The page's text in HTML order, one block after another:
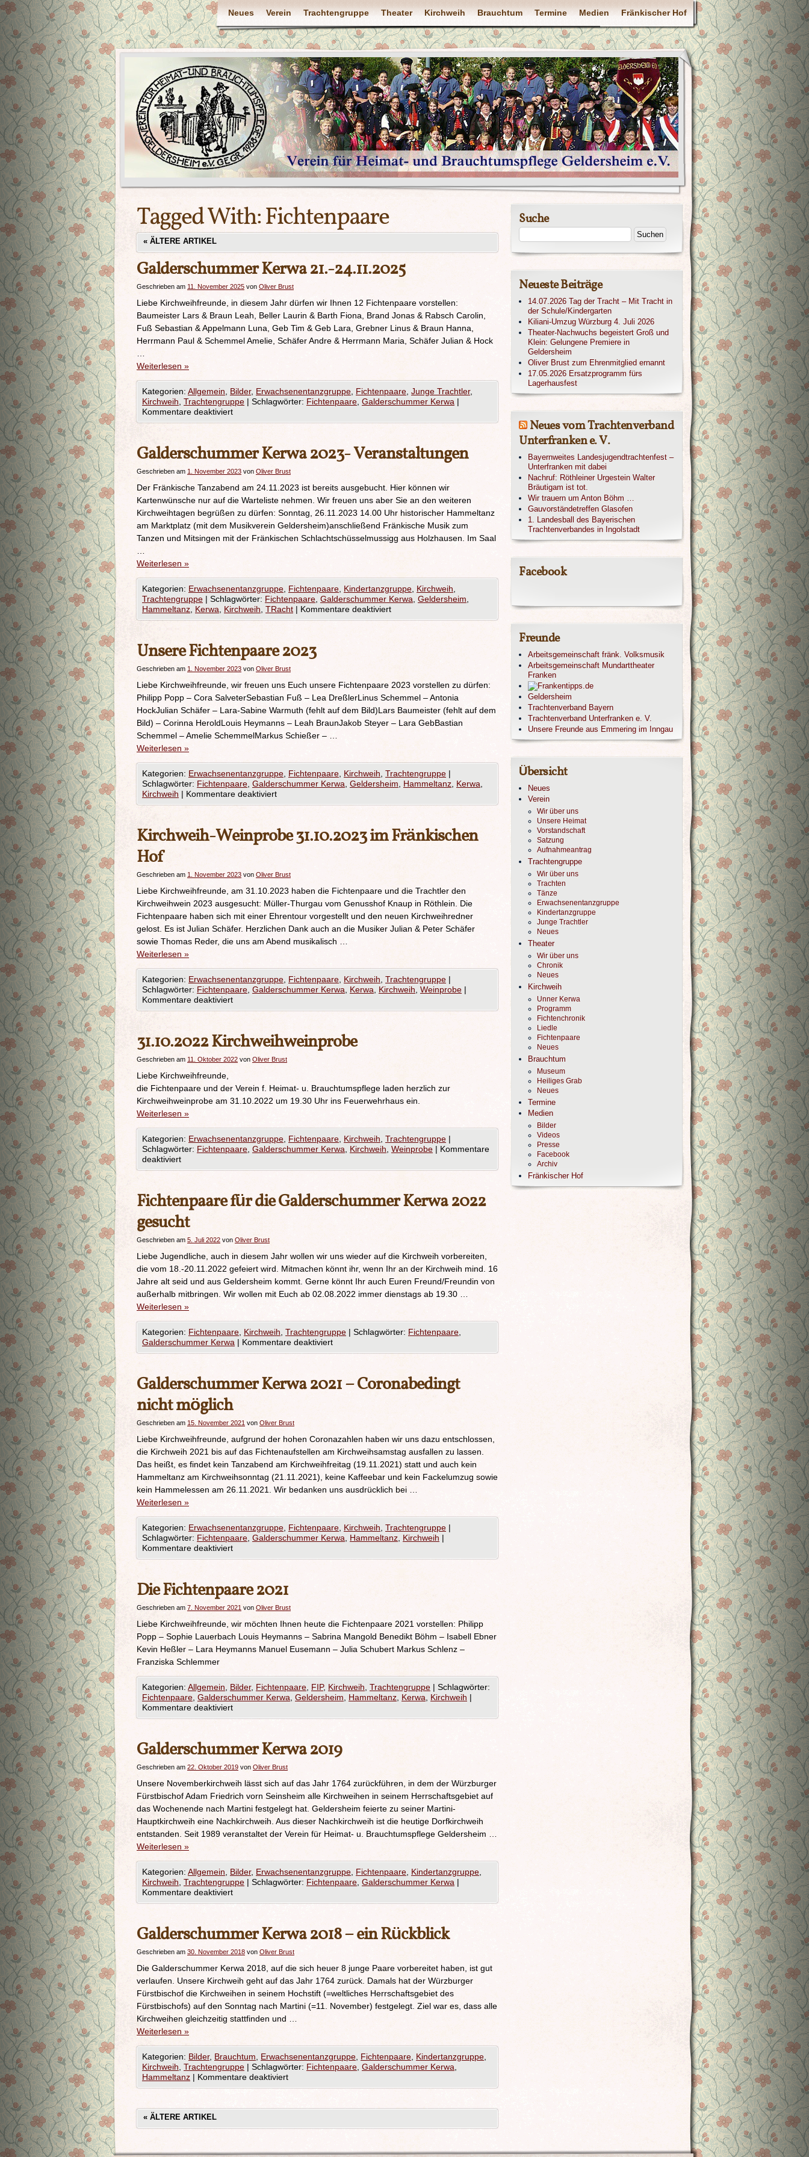
Neues Verein Trachtengruppe Theater Kirchweih Brauchtum Termine Medien Fränkischer Hof
Tagged With:Fichtenpaare
« ÄLTERE ARTIKEL
Galderschummer Kerwa 21.-24.11.2025
Geschrieben am 11. November 2025 von Oliver Brust
Liebe Kirchweihfreunde, in diesem Jahr dürfen wir Ihnen 12 Fichtenpaare vorstellen:
Baumeister Lars & Braun Leah, Beller Laurin & Barth Fiona, Brand Jonas & Rabsch Carolin,
Fuß Sebastian & Appelmann Luna, Geb Tim & Geb Lara, Grebner Linus & Braun Hanna,
Herrmann Paul & Schemmel Amelie, Schäfer Andre & Herrmann Maria, Schäfer Julian & Hock
Weiterlesen »
Kategorien: Allgemein Bilder, Erwachsenentanzgruppe Fichtenpaare Junge Trachtler,
Kirchweih Trachtengruppe | Schlagwörter: Fichtenpaare Galderschummer Kerwa |
Kommentare deaktiviert
Galderschummer Kerwa 2023- Veranstaltungen
Geschrieben am 1. November 2023 von Oliver Brust
Der Fränkische Tanzabend am 24.11.2023 ist bereits ausgebucht. Hier können wir
Kartenwünsche nur auf die Warteliste nehmen. Wir freuen uns aber Sie an den weiteren
Kirchweihtagen begrüßen zu dürfen: Sonntag, 26.11.2023 14.00 Uhr historischer Hammeltanz
am Marktplatz (mit dem Musikverein Geldersheim)anschließend Fränkische Musik zum
Tanzen und Mitsingen mit der Fränkischen Schlachtschüsselmussigg aus Holzhausen. Im Saal
Weiterlesen »
Kategorien: Erwachsenentanzgruppe Fichtenpaare Kindertanzgruppe Kirchweih
Trachtengruppe | Schlagwörter: Fichtenpaare Galderschummer Kerwa Geldersheim
Hammeltanz Kerwa Kirchweih TRacht | Kommentare deaktiviert
Unsere Fichtenpaare 2023
Geschrieben am 1. November 2023 von Oliver Brust
Liebe Kirchweihfreunde, wir freuen uns Euch unsere Fichtenpaare 2023 vorstellen zu dürfen:
Philipp Popp – Cora SalveterSebastian Fuß – Lea DreßlerLinus Schemmel – Antonia
HockJulian Schäfer – Lara-Sabine Warmuth (fehlt auf dem Bild)Lars Baumeister (fehlt auf dem
Bild) – Corinna HeroldLouis Heymanns – Leah BraunJakob Steyer – Lara GebBastian
Schemmel – Amelie SchemmelMarkus Schießer – …
Weiterlesen »
Kategorien: Erwachsenentanzgruppe Fichtenpaare Kirchweih Trachtengruppe |
Schlagwörter: Fichtenpaare Galderschummer Kerwa Geldersheim Hammeltanz Kerwa
Kirchweih | Kommentare deaktiviert
Kirchweih-Weinprobe 31.10.2023 im Fränkischen
Hof
Geschrieben am 1. November 2023 von Oliver Brust
Liebe Kirchweihfreunde, am 31.10.2023 haben die Fichtenpaare und die Trachtler den
Kirchweihwein 2023 ausgesucht: Müller-Thurgau vom Genusshof Knaup in Röthlein. Die
Fichtenpaare haben sich mit einer Ehrentour vorgestellt und den neuen Kirchweihredner
gelost. Es ist Julian Schäfer. Herzlichen Dank auch an die Musiker Julian & Peter Schäfer
sowie Thomas Reder, die uns am Abend musikalisch …
Weiterlesen »
Kategorien: Erwachsenentanzgruppe Fichtenpaare Kirchweih Trachtengruppe |
Schlagwörter: Fichtenpaare Galderschummer Kerwa Kerwa Kirchweih Weinprobe |
Kommentare deaktiviert
31.10.2022 Kirchweihweinprobe
Geschrieben am 11. Oktober 2022 von Oliver Brust
Liebe Kirchweihfreunde,
die Fichtenpaare und der Verein f. Heimat- u. Brauchtumspflege laden herzlich zur
Kirchweihweinprobe am 31.10.2022 um 19.30 Uhr ins Feuerwehrhaus ein.
Weiterlesen »
Kategorien: Erwachsenentanzgruppe Fichtenpaare Kirchweih Trachtengruppe |
Schlagwörter: Fichtenpaare Galderschummer Kerwa Kirchweih Weinprobe | Kommentare
deaktiviert
Fichtenpaare für die Galderschummer Kerwa 2022
gesucht
Geschrieben am 5. Juli 2022 von Oliver Brust
Liebe Jugendliche, auch in diesem Jahr wollen wir uns wieder auf die Kirchweih vorbereiten,
die vom 18.-20.11.2022 gefeiert wird. Mitmachen könnt ihr, wenn Ihr an der Kirchweih mind. 16
Jahre alt seid und aus Geldersheim kommt. Gerne könnt Ihr auch Euren Freund/Freundin von
außerhalb mitbringen. Wir wollen mit Euch ab 02.08.2022 immer dienstags ab 19.30 …
Weiterlesen »
Kategorien: Fichtenpaare Kirchweih Trachtengruppe | Schlagwörter: Fichtenpaare
Galderschummer Kerwa | Kommentare deaktiviert
Galderschummer Kerwa 2021 – Coronabedingt
nicht möglich
Geschrieben am 15. November 2021 von Oliver Brust
Liebe Kirchweihfreunde, aufgrund der hohen Coronazahlen haben wir uns dazu entschlossen,
die Kirchweih 2021 bis auf das Fichtenaufstellen am Kirchweihsamstag ausfallen zu lassen.
Das heißt, es findet kein Tanzabend am Kirchweihfreitag (19.11.2021) statt und auch kein
Hammeltanz am Kirchweihsonntag (21.11.2021), keine Kaffeebar und kein Fackelumzug sowie
kein Hammelessen am 26.11.2021. Wir bedanken uns ausdrücklich bei …
Weiterlesen »
Kategorien: Erwachsenentanzgruppe Fichtenpaare Kirchweih Trachtengruppe |
Schlagwörter: Fichtenpaare Galderschummer Kerwa Hammeltanz Kirchweih |
Kommentare deaktiviert
Die Fichtenpaare 2021
Geschrieben am 7. November 2021 von Oliver Brust
Liebe Kirchweihfreunde, wir möchten Ihnen heute die Fichtenpaare 2021 vorstellen: Philipp
Popp – Sophie Lauerbach Louis Heymanns – Sabrina Mangold Benedikt Böhm – Isabell Ebner
Kevin Heßler – Lara Heymanns Manuel Eusemann – Julia Schubert Markus Schlenz –
Franziska Schlemmer
Kategorien: Allgemein Bilder, Fichtenpaare FIP, Kirchweih Trachtengruppe | Schlagwörter:
Fichtenpaare Galderschummer Kerwa Geldersheim Hammeltanz Kerwa Kirchweih |
Kommentare deaktiviert
Galderschummer Kerwa 2019
Geschrieben am 22. Oktober 2019 von Oliver Brust
Unsere Novemberkirchweih lässt sich auf das Jahr 1764 zurückführen, in dem der Würzburger
Fürstbischof Adam Friedrich vorn Seinsheim alle Kirchweihen in seinem Herrschaftsgebiet auf
das Wochenende nach Martini festgelegt hat. Geldersheim feierte zu seiner Martini-
Hauptkirchweih eine Nachkirchweih. Aus dieser Nachkirchweih ist die heutige Dorfkirchweih
entstanden. Seit 1989 veranstaltet der Verein für Heimat- u. Brauchtumspflege Geldersheim …
Weiterlesen »
Kategorien: Allgemein Bilder, Erwachsenentanzgruppe Fichtenpaare Kindertanzgruppe
Kirchweih Trachtengruppe | Schlagwörter: Fichtenpaare Galderschummer Kerwa |
Kommentare deaktiviert
Galderschummer Kerwa 2018 – ein Rückblick
Geschrieben am 30. November 2018 von Oliver Brust
Die Galderschummer Kerwa 2018, auf die sich heuer 8 junge Paare vorbereitet haben, ist gut
verlaufen. Unsere Kirchweih geht auf das Jahr 1764 zurück. Damals hat der Würzburger
Fürstbischof die Kirchweihen in seinem Hochstift (=weltliches Herrschaftsgebiet des
Fürstbischofs) auf den Sonntag nach Martini (=11. November) festgelegt. Ziel war es, dass alle
Kirchweihen gleichzeitig stattfinden und …
Weiterlesen »
Kategorien: Bilder, Brauchtum Erwachsenentanzgruppe Fichtenpaare Kindertanzgruppe
Kirchweih Trachtengruppe | Schlagwörter: Fichtenpaare Galderschummer Kerwa
Hammeltanz | Kommentare deaktiviert
« ÄLTERE ARTIKEL
Suche
Neueste Beiträge
14.07.2026 Tag der Tracht – Mit Tracht in
der Schule/Kindergarten
Kiliani-Umzug Würzburg 4. Juli 2026
Theater-Nachwuchs begeistert Groß und
Klein: Gelungene Premiere in
Geldersheim
Oliver Brust zum Ehrenmitglied ernannt
17.05.2026 Ersatzprogramm fürs
Lagerhausfest
Neues vom Trachtenverband
Unterfranken e. V.
Bayernweites Landesjugendtrachtenfest –
Unterfranken mit dabei
Nachruf: Röthleiner Urgestein Walter
Bräutigam ist tot.
Wir trauern um Anton Böhm …
Gauvorständetreffen Glasofen
1. Landesball des Bayerischen
Trachtenverbandes in Ingolstadt
Facebook
Freunde
Arbeitsgemeinschaft fränk. Volksmusik
Arbeitsgemeinschaft Mundarttheater
Franken
Geldersheim
Trachtenverband Bayern
Trachtenverband Unterfranken e. V.
Unsere Freunde aus Emmering im Inngau
Übersicht
Neues
Verein
Wir über uns
Unsere Heimat
Vorstandschaft
Satzung
Aufnahmeantrag
Trachtengruppe
Wir über uns
Trachten
Tänze
Erwachsenentanzgruppe
Kindertanzgruppe
Junge Trachtler
Neues
Theater
Wir über uns
Chronik
Neues
Kirchweih
Unner Kerwa
Programm
Fichtenchronik
Liedle
Fichtenpaare
Neues
Brauchtum
Museum
Heiliges Grab
Neues
Termine
Medien
Bilder
Videos
Presse
Facebook
Archiv
Fränkischer Hof